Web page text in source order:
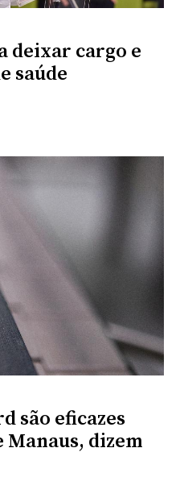
deixar cargo e
saúde
são eficazes
dizem